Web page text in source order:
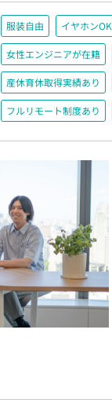
服装自由 イヤホンOK
女性エンジニアが在籍
産休育休取得実績あり
フルリモート制度あり